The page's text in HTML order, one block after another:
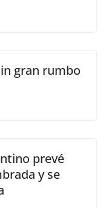
gran rumbo
prevé
y se